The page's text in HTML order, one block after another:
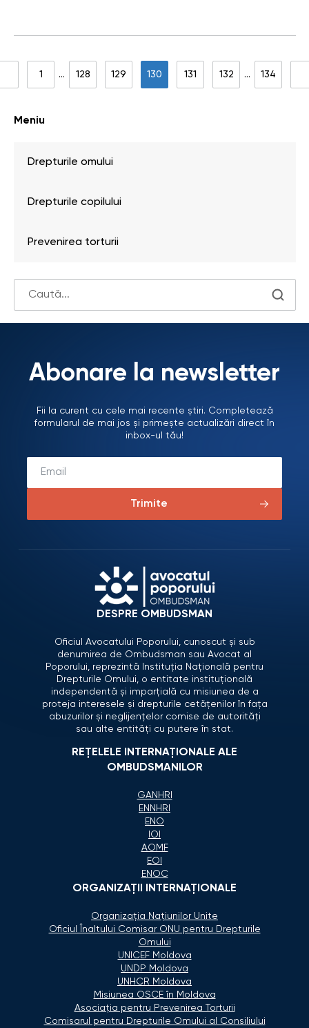
1 … 128 129 130 131 132 … 134
Meniu
Drepturile omului
Drepturile copilului
Prevenirea torturii
Abonare la newsletter
Fii la curent cu cele mai recente știri. Completează
formularul de mai jos și primește actualizări direct în
inbox-ul tău!
Trimite
DESPRE OMBUDSMAN
Oficiul Avocatului Poporului, cunoscut și sub
denumirea de Ombudsman sau Avocat al
Poporului, reprezintă Instituția Națională pentru
Drepturile Omului, o entitate instituțională
independentă și imparțială cu misiunea de a
proteja interesele și drepturile cetățenilor în fața
abuzurilor și neglijențelor comise de autorități
sau alte entități cu putere în stat.
REȚELELE INTERNAȚIONALE ALE
OMBUDSMANILOR
GANHRI
ENNHRI
ENO
IOI
AOMF
EOI
ENOC
ORGANIZAŢII INTERNAŢIONALE
Organizaţia Naţiunilor Unite
Oficiul Înaltului Comisar ONU pentru Drepturile
Omului
UNICEF Moldova
UNDP Moldova
UNHCR Moldova
Misiunea OSCE în Moldova
Asociaţia pentru Prevenirea Torturii
Comisarul pentru Drepturile Omului al Consiliului